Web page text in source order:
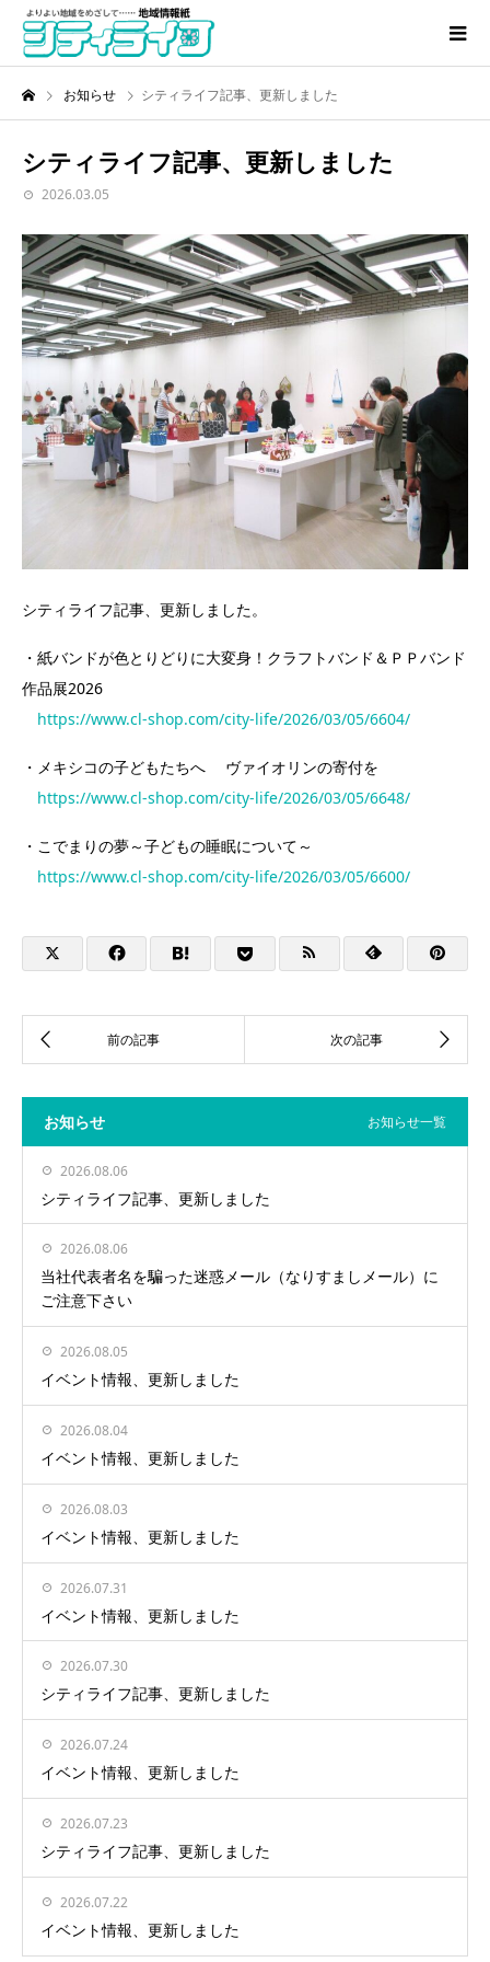
お知らせ シティライフ記事、更新しました
シティライフ記事、更新しました
2026.03.05
シティライフ記事、更新しました。
・紙バンドが色とりどりに大変身！クラフトバンド＆ＰＰバンド
作品展2026
https://www.cl-shop.com/city-life/2026/03/05/6604/
・メキシコの子どもたちへ ヴァイオリンの寄付を
https://www.cl-shop.com/city-life/2026/03/05/6648/
・こでまりの夢～子どもの睡眠について～
https://www.cl-shop.com/city-life/2026/03/05/6600/
お知らせ お知らせ一覧
2026.08.06
シティライフ記事、更新しました
2026.08.06
当社代表者名を騙った迷惑メール（なりすましメール）に
ご注意下さい
2026.08.05
イベント情報、更新しました
2026.08.04
イベント情報、更新しました
2026.08.03
イベント情報、更新しました
2026.07.31
イベント情報、更新しました
2026.07.30
シティライフ記事、更新しました
2026.07.24
イベント情報、更新しました
2026.07.23
シティライフ記事、更新しました
2026.07.22
イベント情報、更新しました